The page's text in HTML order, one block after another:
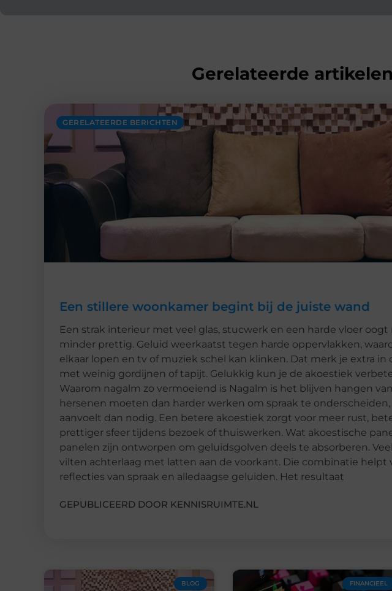
Gerelateerde artikelen
GERELATEERDE BERICHTEN
Een stillere woonkamer begint bij de juiste wand
Een strak interieur met veel glas, stucwerk en een harde vloer
minder prettig. Geluid weerkaatst tegen harde oppervlakken,
elkaar lopen en tv of muziek schel kan klinken. Dat merk je extra
met weinig gordijnen of tapijt. Gelukkig kun je de akoestiek
Waarom nagalm zo vermoeiend is Nagalm is het blijven hangen
hersenen moeten dan harder werken om spraak te
aanvoelt dan nodig. Een betere akoestiek zorgt voor meer rust,
prettiger sfeer tijdens bezoek of thuiswerken. Wat akoestische
panelen zijn ontworpen om geluidsgolven deels te absorberen.
vilten achterlaag met latten aan de voorkant. Die combinatie helpt
reflecties van spraak en alledaagse geluiden. Het resultaat
GEPUBLICEERD DOOR KENNISRUIMTE.NL
BLOG FINANCIEEL